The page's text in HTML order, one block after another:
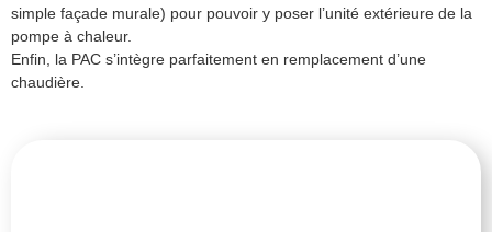
simple façade murale) pour pouvoir y poser l’unité extérieure de la
pompe à chaleur.
Enfin, la PAC s’intègre parfaitement en remplacement d’une
chaudière.